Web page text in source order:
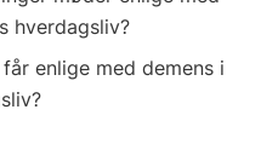
hverdagsliv?
enlige med demens i